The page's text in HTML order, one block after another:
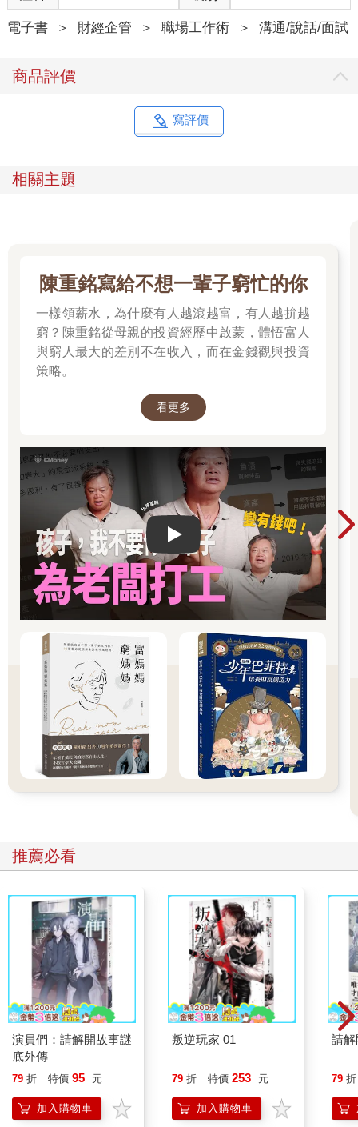
的。
在這個沒有正確答案、變化激烈的時代裡，我們更應該融合團隊
量計。
首先，請把這四個要素當成尺規，試著測量你自己的團隊吧。
「敢言」要素：雖然我有不同的意見！
例如：對於難以啟齒的反對意見，或一直以來服務推展不順的預
「互助」要素：遇到困難的事情了！謝謝你教我！
「互助」是做為團隊合作的根本要素，代表一個能夠互相幫忙、
彼此協助的環境——不但平時就能與領導者或同事討論；當失誤
與麻煩發生時，也能不責備失敗或個人，並且朝著解決、改善問
題的目標，進行建設性對話。
尤其是，身為領導者或前輩的你——遇到不懂的事情時，能夠直
率地請教成員或後輩，平靜地尋求協助嗎？請回想看看吧！
「挑戰」要素：嘗試得好！肯去嘗試就很棒！
挑戰。「挑戰」其實就是致力於沒有成功保證的事物，失敗總是
不可避免的。在挑戰的結果明朗之前，重要的是，周圍的環境要
能歡迎「挑戰這件事本身」。當團隊裡的挑戰要素高的時候，新
想法或企劃就容易出現，而挑戰這件事的數量——也就是團隊的
挑戰總量，便能夠增加。
「鼓勵創新」要素：多樣性＆包容性。這是嶄新的視角啊！
「人」是聚焦的要素。當一個組織或團隊，處於不受社會或業界
「常識」限制；接受各個成員的強項或個性、新視角與想法，甚
至歡迎「搞錯重點」的環境——這就是能夠善於巧妙活用多樣性
與包容的組織或團隊。
請利用上述心理安全感的四大要素 ，首先掌握你的團隊現況。
只要知道了該注意的焦點所在，接著就能找出對應方案了。
×：抱歉，現在有點忙。
○：今天的商談時間是○點～○點喔！
【前置語詞】想要在團隊裡營造容易商談的氛圍時
像這種時刻，就容易出現下面這種NG回應。
「○○先生／小姐，我有些事想找你談一下……。」
「抱歉，我現在有點忙，晚點可以嗎？」
「……不好意思，那就晚點再麻煩你了……。」
假如對話像這樣子結束，想要商談的一方會感到困擾。
要是下次再開口時，又撞上同樣忙碌的時刻會讓人很過意不去；
但不談談的話又沒辦法繼續做下去……。這樣一來，團隊裡的
「敢言」要素跟「互助」要素就都減少了。
那麼應該怎麼做才好呢？在同樣忙碌的狀況下，若能以「不好意
思，因為現在有點走不開……，三十分鐘以後談可以嗎？」等方
式，指定出自己能夠接受商談的時段或時間點，會很有效果。
若想再多做一點來提升心理安全感的話，建議你可以提前設定好
「商談時間」的時段及共通用語。
即便只有三十分鐘也行，主管或負責教導新人的前輩職員們，可
電子書 ＞ 財經企管 ＞ 職場工作術 ＞ 溝通/說話/面試
商品評價
寫評價
相關主題
陳重銘寫給不想一輩子窮忙的你
一樣領薪水，為什麼有人越滾越富，有人越拚越
窮？陳重銘從母親的投資經歷中啟蒙，體悟富人
與窮人最大的差別不在收入，而在金錢觀與投資
策略。
看更多
Play video
推薦必看
演員們：請解開故事謎
底外傳
79 折 特價 95 元
加入購物車
叛逆玩家 01
79 折 特價 253 元
加入購物車
請解
79 折